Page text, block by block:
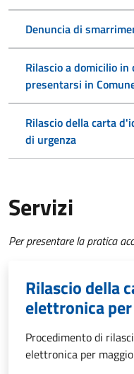
Denuncia di
Rilascio a domicilio
presentarsi in
Rilascio della carta
di urgenza
Servizi
Per presentare la pratica
Rilascio della
elettronica
Procedimento di
elettronica per